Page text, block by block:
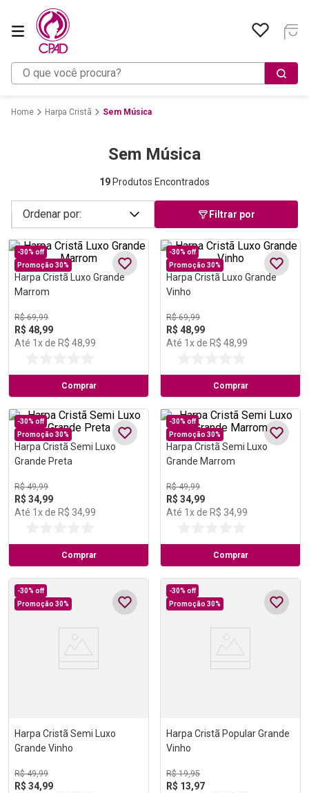
O que você procura?
Harpa Cristã Sem Música
Sem Música
19 Produtos Encontrados
Filtrar por
-30% off
Promoção 30%
Harpa Cristã Luxo Grande
Marrom
R$ 69,99
R$ 48,99
Até 1 x de R$ 48,99
Comprar
-30% off
Promoção 30%
Harpa Cristã Luxo Grande
Vinho
R$ 69,99
R$ 48,99
Até 1 x de R$ 48,99
Comprar
-30% off
Promoção 30%
Harpa Cristã Semi Luxo
Grande Preta
R$ 49,99
R$ 34,99
Até 1 x de R$ 34,99
Comprar
-30% off
Promoção 30%
Harpa Cristã Semi Luxo
Grande Marrom
R$ 49,99
R$ 34,99
Até 1 x de R$ 34,99
Comprar
-30% off
Promoção 30%
Harpa Cristã Semi Luxo
Grande Vinho
R$ 49,99
R$ 34,99
-30% off
Promoção 30%
Harpa Cristã Popular Grande
Vinho
R$ 19,95
R$ 13,97